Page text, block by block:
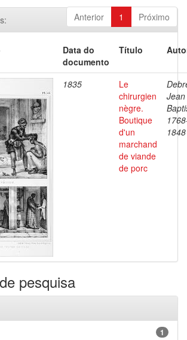
Anterior 1 Próximo
Data do
documento
Título
1835
Le
chirurgien
nègre.
Boutique
d'un
marchand
de viande
de porc
Jean
1848
pesquisa
1